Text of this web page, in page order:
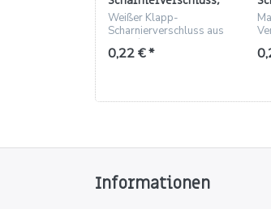
PP weiß, Gewinde
24/410, Loch 3,1 mm
Weißer Klapp-
Scharnierverschluss aus
Höhe 22,2 mm
0,22 € *
Informationen